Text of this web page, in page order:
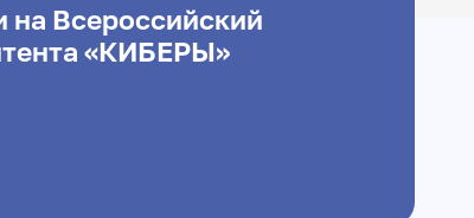
на Всероссийский
«КИБЕРЫ»